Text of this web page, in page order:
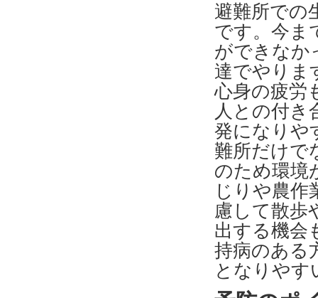
避難所での
です。今ま
ができなか
達でやりま
心身の疲労
人との付き
発になりや
難所だけで
のため環境
じりや農
慮して散歩
出する機会
持病のある
となりやす